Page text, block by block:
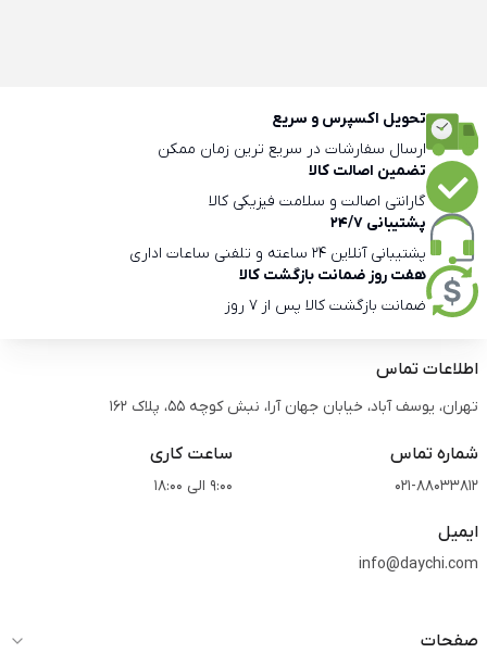
تحویل اکسپرس و سریع
ارسال سفارشات در سریع ترین زمان ممکن
تضمین اصالت کالا
گارانتی اصالت و سلامت فیزیکی کالا
پشتیبانی 24/7
پشتیبانی آنلاین 24 ساعته و تلفنی ساعات اداری
هفت روز ضمانت بازگشت کالا
ضمانت بازگشت کالا پس از 7 روز
اطلاعات تماس
تهران، یوسف آباد، خیابان جهان آرا، نبش کوچه 55، پلاک 162
شماره تماس
021-88033812
ساعت کاری
9:00 الی 18:00
ایمیل
info@daychi.com
صفحات